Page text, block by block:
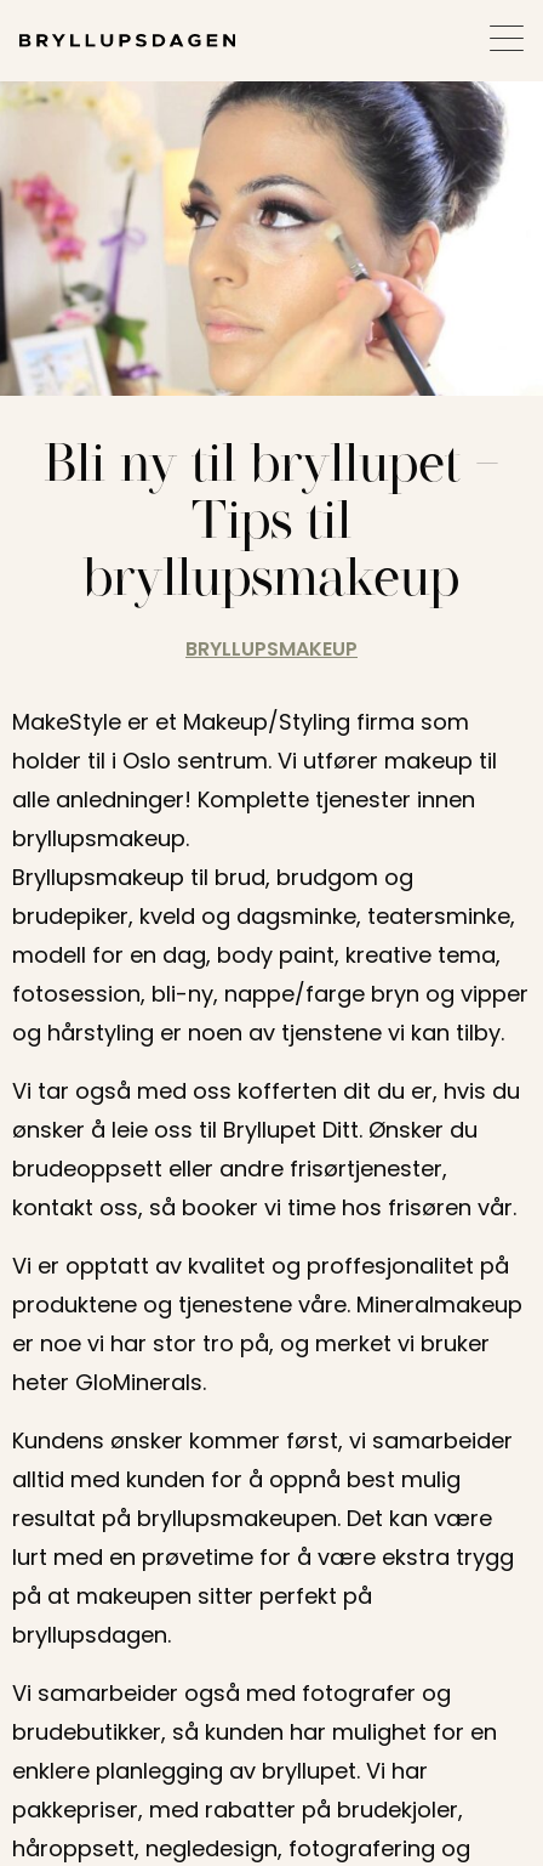
Bli ny til bryllupet –
Tips til
bryllupsmakeup
BRYLLUPSMAKEUP
MakeStyle er et Makeup/Styling firma som
holder til i Oslo sentrum. Vi utfører makeup til
alle anledninger! Komplette tjenester innen
bryllupsmakeup.
Bryllupsmakeup til brud, brudgom og
brudepiker, kveld og dagsminke, teatersminke,
modell for en dag, body paint, kreative tema,
fotosession, bli-ny, nappe/farge bryn og vipper
og hårstyling er noen av tjenstene vi kan tilby.
Vi tar også med oss kofferten dit du er, hvis du
ønsker å leie oss til Bryllupet Ditt. Ønsker du
brudeoppsett eller andre frisørtjenester,
kontakt oss, så booker vi time hos frisøren vår.
Vi er opptatt av kvalitet og proffesjonalitet på
produktene og tjenestene våre. Mineralmakeup
er noe vi har stor tro på, og merket vi bruker
heter GloMinerals.
Kundens ønsker kommer først, vi samarbeider
alltid med kunden for å oppnå best mulig
resultat på bryllupsmakeupen. Det kan være
lurt med en prøvetime for å være ekstra trygg
på at makeupen sitter perfekt på
bryllupsdagen.
Vi samarbeider også med fotografer og
brudebutikker, så kunden har mulighet for en
enklere planlegging av bryllupet. Vi har
pakkepriser, med rabatter på brudekjoler,
håroppsett, negledesign, fotografering og